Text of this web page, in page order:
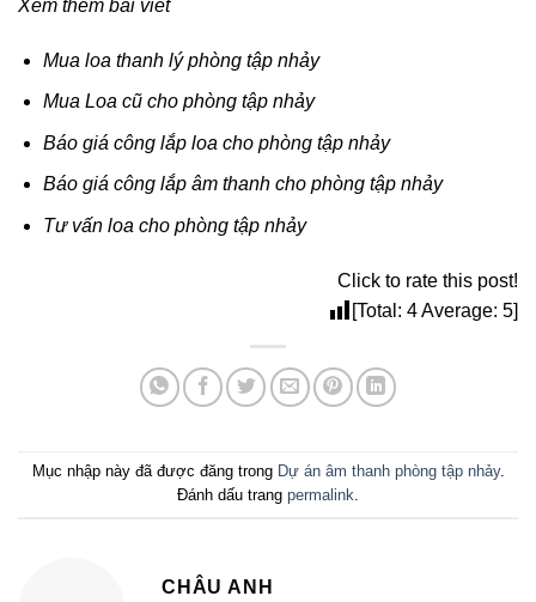
Xem thêm bài viết
Mua loa thanh lý phòng tập nhảy
Mua Loa cũ cho phòng tập nhảy
Báo giá công lắp loa cho phòng tập nhảy
Báo giá công lắp âm thanh cho phòng tập nhảy
Tư vấn loa cho phòng tập nhảy
Click to rate this post!
[Total: 4Average: 5]
Mục nhập này đã được đăng trong Dự án âm thanh phòng tập nhảy.
Đánh dấu trang permalink.
CHÂU ANH